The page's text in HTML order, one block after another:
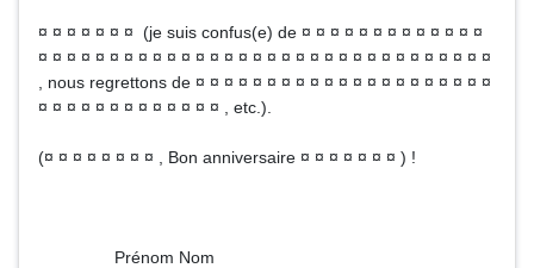
¤ ¤ ¤ ¤ ¤ ¤ ¤ (je suis confus(e) de ¤ ¤ ¤ ¤ ¤ ¤ ¤ ¤ ¤ ¤ ¤ ¤ ¤
¤ ¤ ¤ ¤ ¤ ¤ ¤ ¤ ¤ ¤ ¤ ¤ ¤ ¤ ¤ ¤ ¤ ¤ ¤ ¤ ¤ ¤ ¤ ¤ ¤ ¤ ¤ ¤ ¤ ¤ ¤ ¤
, nous regrettons de ¤ ¤ ¤ ¤ ¤ ¤ ¤ ¤ ¤ ¤ ¤ ¤ ¤ ¤ ¤ ¤ ¤ ¤ ¤ ¤ ¤
¤ ¤ ¤ ¤ ¤ ¤ ¤ ¤ ¤ ¤ ¤ ¤ ¤ , etc.).
(¤ ¤ ¤ ¤ ¤ ¤ ¤ ¤ , Bon anniversaire ¤ ¤ ¤ ¤ ¤ ¤ ¤ ) !
Prénom Nom